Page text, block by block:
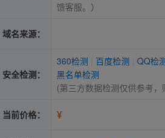
馈客服。）
域名来源：
安全检测：
360检测 百度检测
QQ检
黑名单检测
(第三方数据检测仅供参考
当前价格： ¥